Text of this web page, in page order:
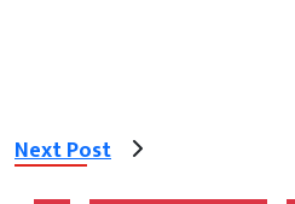
Next Post